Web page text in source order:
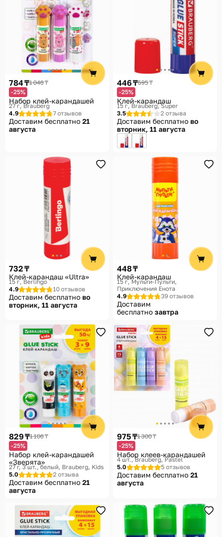
784 ₸1 046 ₸
-25%
Набор клей-карандашей
27 г Brauberg
4.9
7 отзывов
Доставим бесплатно 21
августа
446 ₸595 ₸
-25%
Клей-карандаш
15 г Brauberg, Super
3.5
2 отзыва
Доставим бесплатно во
вторник, 11 августа
732 ₸
Клей-карандаш «Ultra»
15 г Berlingo
4.9
10 отзывов
Доставим бесплатно во
вторник, 11 августа
448 ₸
Клей-карандаш
15 г Мульти-Пульти,
Приключения Енота
4.9
39 отзывов
Доставим
бесплатно завтра
829 ₸1 106 ₸
-25%
Набор клей-карандашей
«Зверята»
27 г, 3 шт., белый Brauberg, Kids
5.0
2 отзыва
Доставим бесплатно 21
августа
975 ₸1 300 ₸
-25%
Набор клеев-карандашей
4 шт. Brauberg, Pastel
5.0
5 отзывов
Доставим бесплатно 21
августа